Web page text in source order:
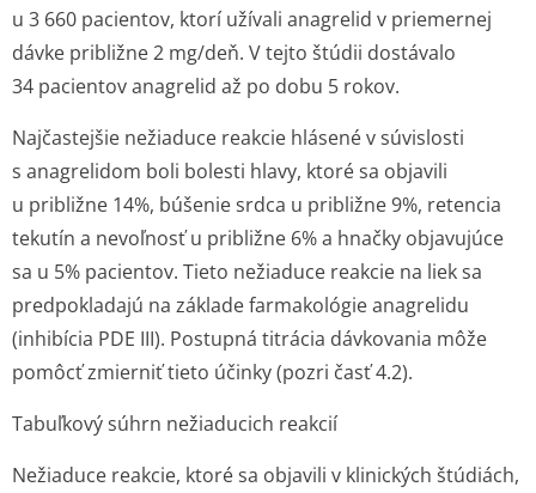
u 3 660 pacientov, ktorí užívali anagrelid v priemernej
dávke približne 2 mg/deň. V tejto štúdii dostávalo
34 pacientov anagrelid až po dobu 5 rokov.
Najčastejšie nežiaduce reakcie hlásené v súvislosti
s anagrelidom boli bolesti hlavy, ktoré sa objavili
u približne 14%, búšenie srdca u približne 9%, retencia
tekutín a nevoľnosť u približne 6% a hnačky objavujúce
sa u 5% pacientov. Tieto nežiaduce reakcie na liek sa
predpokladajú na základe farmakológie anagrelidu
(inhibícia PDE III). Postupná titrácia dávkovania môže
pomôcť zmierniť tieto účinky (pozri časť 4.2).
Tabuľkový súhrn nežiaducich reakcií
Nežiaduce reakcie, ktoré sa objavili v klinických štúdiách,